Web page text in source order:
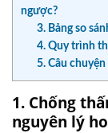
ngược?
3. Bảng so
4. Quy trình
5. Câu
1. Chống
nguyên lý